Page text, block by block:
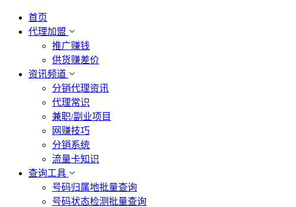
首页
代理加盟
推广赚钱
供货赚差价
资讯频道
分销代理资讯
代理常识
兼职/副业项目
网赚技巧
分销系统
流量卡知识
查询工具
号码归属地批量查询
号码状态检测批量查询